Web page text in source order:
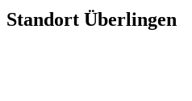
Standort Überlingen